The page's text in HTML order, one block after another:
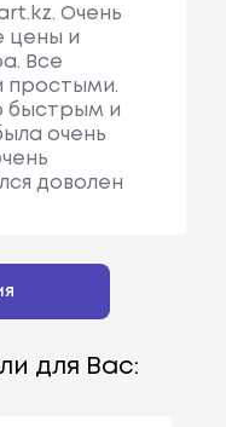
Очень
цены и
Все
простыми.
быстрым и
очень
доволен
для Вас: